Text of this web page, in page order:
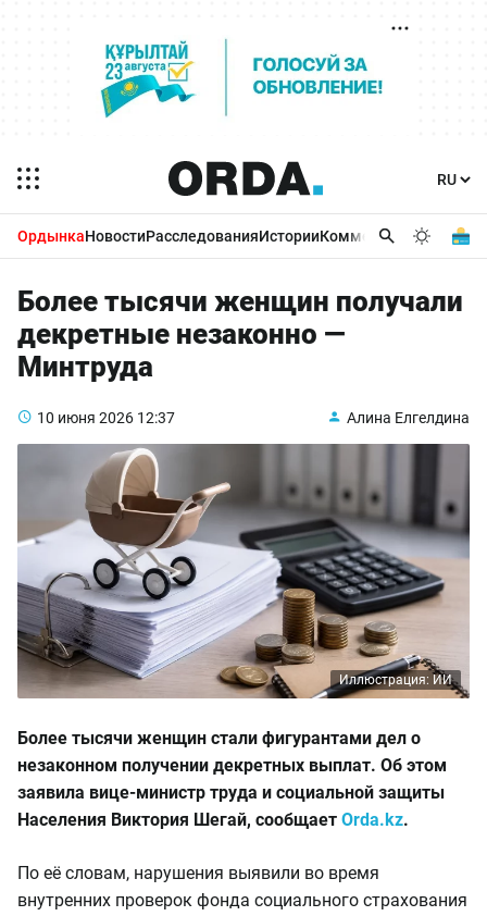
ОрдынкаНовостиРасследованияИсторииКомментарииБизнес
Более тысячи женщин получали
декретные незаконно —
Минтруда
10 июня 2026 12:37 Алина Елгелдина
Иллюстрация: ИИ
Более тысячи женщин стали фигурантами дел о
незаконном получении декретных выплат. Об этом
заявила вице-министр труда и социальной защиты
Населения Виктория Шегай, сообщает Orda.kz.
По её словам, нарушения выявили во время
внутренних проверок фонда социального страхования